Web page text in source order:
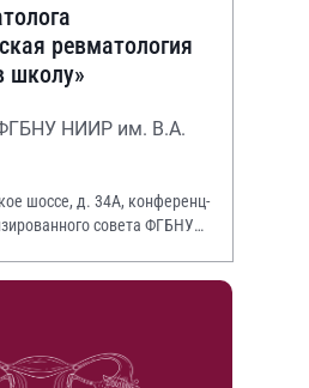
ревматология
школу»
НИИР им. В.А.
шоссе, д. 34А, конференц-
совета ФГБНУ